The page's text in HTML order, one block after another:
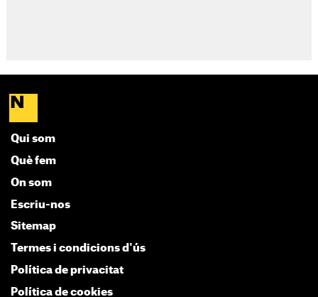
Qui som
Què fem
On som
Escriu-nos
Sitemap
Termes i condicions d'ús
Política de privacitat
Política de cookies